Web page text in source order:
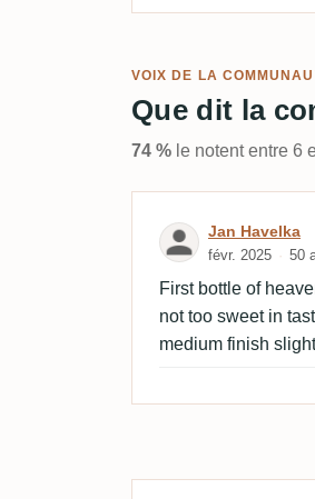
VOIX DE LA
Que dit la
74 % le notent entre 6
Avis de Jan
Jan Havelka
févr. 2025 50
First bottle of
not too sweet in
medium finish